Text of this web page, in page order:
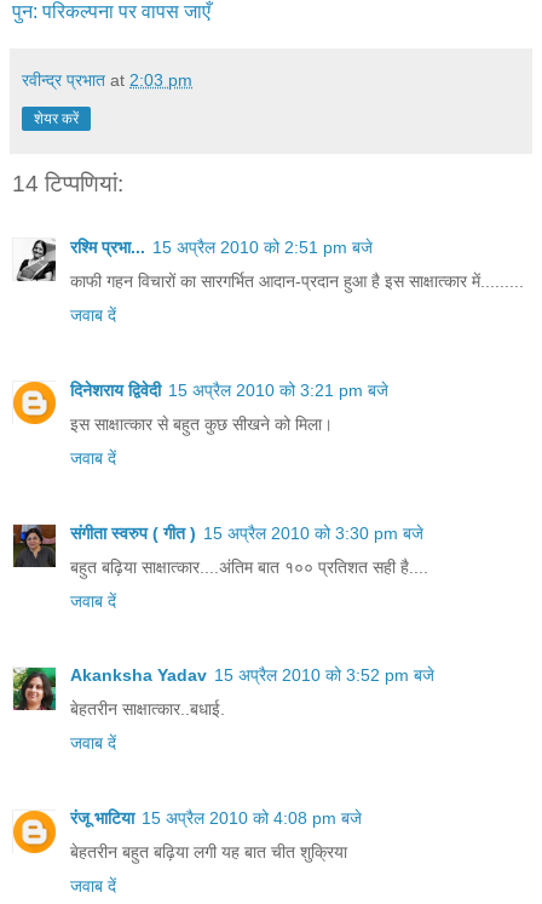
पुन: परिकल्पना पर वापस जाएँ
रवीन्द्र प्रभात at 2:03 pm
शेयर करें
14 टिप्‍पणियां:
रश्मि प्रभा... 15 अप्रैल 2010 को 2:51 pm बजे
काफी गहन विचारों का सारगर्भित आदान-प्रदान हुआ है इस साक्षात्कार में.........
जवाब दें
दिनेशराय द्विवेदी 15 अप्रैल 2010 को 3:21 pm बजे
इस साक्षात्कार से बहुत कुछ सीखने को मिला।
जवाब दें
संगीता स्वरुप ( गीत ) 15 अप्रैल 2010 को 3:30 pm बजे
बहुत बढ़िया साक्षात्कार....अंतिम बात १०० प्रतिशत सही है....
जवाब दें
Akanksha Yadav 15 अप्रैल 2010 को 3:52 pm बजे
बेहतरीन साक्षात्कार..बधाई.
जवाब दें
रंजू भाटिया 15 अप्रैल 2010 को 4:08 pm बजे
बेहतरीन बहुत बढ़िया लगी यह बात चीत शुक्रिया
जवाब दें